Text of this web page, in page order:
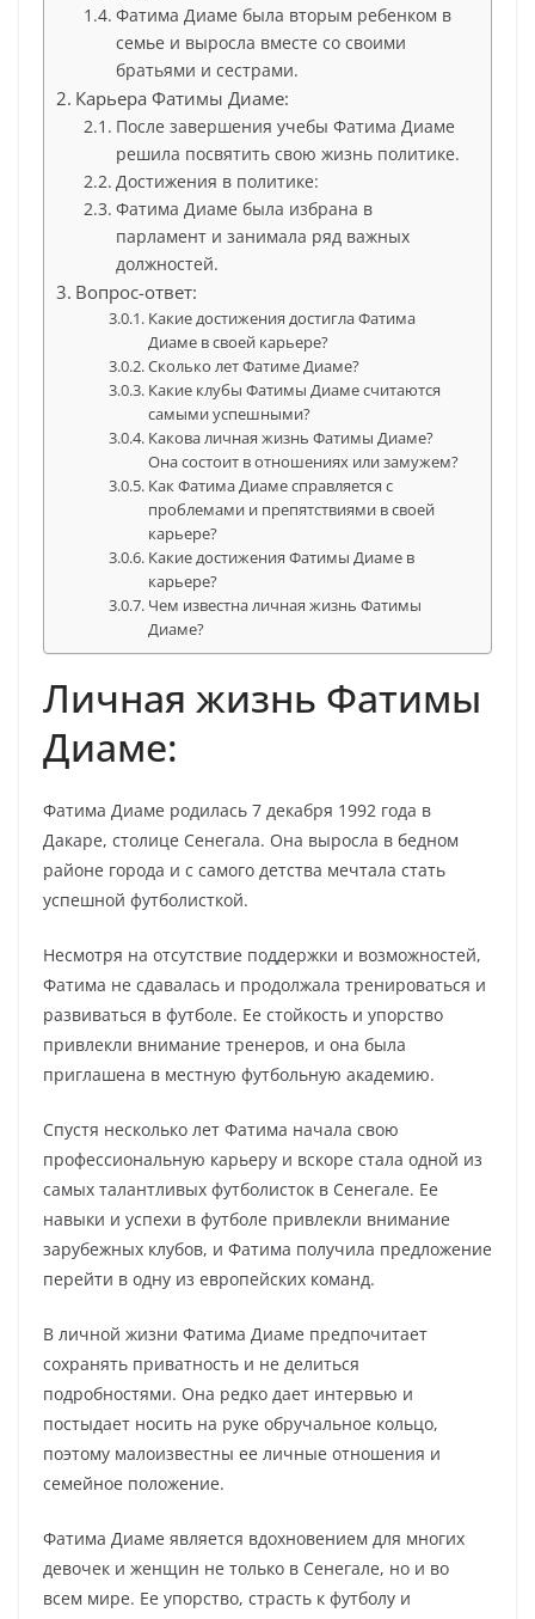
Фатима Диаме была вторым ребенком в
семье и выросла вместе со своими
братьями и сестрами.
Карьера Фатимы Диаме:
После завершения учебы Фатима Диаме
решила посвятить свою жизнь политике.
Достижения в политике:
Фатима Диаме была избрана в
парламент и занимала ряд важных
должностей.
Вопрос-ответ:
Какие достижения достигла Фатима
Диаме в своей карьере?
Сколько лет Фатиме Диаме?
Какие клубы Фатимы Диаме считаются
самыми успешными?
Какова личная жизнь Фатимы Диаме?
Она состоит в отношениях или замужем?
Как Фатима Диаме справляется с
проблемами и препятствиями в своей
карьере?
Какие достижения Фатимы Диаме в
карьере?
Чем известна личная жизнь Фатимы
Диаме?
Личная жизнь Фатимы
Диаме:
Фатима Диаме родилась 7 декабря 1992 года в
Дакаре, столице Сенегала. Она выросла в бедном
районе города и с самого детства мечтала стать
успешной футболисткой.
Несмотря на отсутствие поддержки и возможностей,
Фатима не сдавалась и продолжала тренироваться и
развиваться в футболе. Ее стойкость и упорство
привлекли внимание тренеров, и она была
приглашена в местную футбольную академию.
Спустя несколько лет Фатима начала свою
профессиональную карьеру и вскоре стала одной из
самых талантливых футболисток в Сенегале. Ее
навыки и успехи в футболе привлекли внимание
зарубежных клубов, и Фатима получила предложение
перейти в одну из европейских команд.
В личной жизни Фатима Диаме предпочитает
сохранять приватность и не делиться
подробностями. Она редко дает интервью и
постыдает носить на руке обручальное кольцо,
поэтому малоизвестны ее личные отношения и
семейное положение.
Фатима Диаме является вдохновением для многих
девочек и женщин не только в Сенегале, но и во
всем мире. Ее упорство, страсть к футболу и